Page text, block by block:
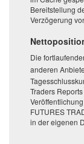
Bereitstellung
Verzögerung
Die
anderen
Traders
FUTURES
in der eigenen